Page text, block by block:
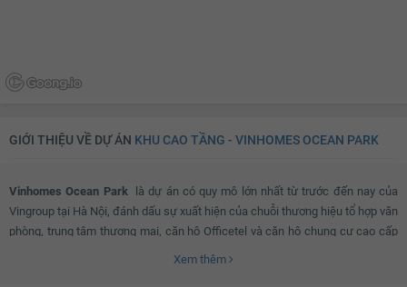
GIỚI THIỆU VỀ DỰ ÁN KHU CAO TẦNG - VINHOMES OCEAN PARK
Vinhomes Ocean Parklà dự án có quy mô lớn nhất từ trước đến nay của
Vingroup tại Hà Nội, đánh dấu sự xuất hiện của chuỗi thương hiệu tổ hợp văn
phòng, trung tâm thương mại, căn hộ Officetel và căn hộ chung cư cao cấp
Xem thêm